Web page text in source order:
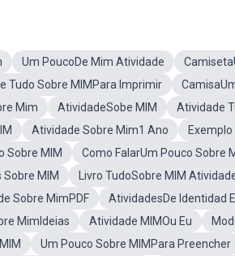
Um PoucoDe Mim Atividade
Tudo Sobre MIMPara Imprimir
Mim AtividadeSobe MIM
Atividade
Atividade Sobre Mim1 Ano
Sobre MIM Como FalarUm Pouco Sobre
MIM
Livro TudoSobre MIM
Sobre MimPDF AtividadesDe Identidad E
MimIdeias Atividade MIMOu Eu
Um Pouco Sobre MIMPara Preencher